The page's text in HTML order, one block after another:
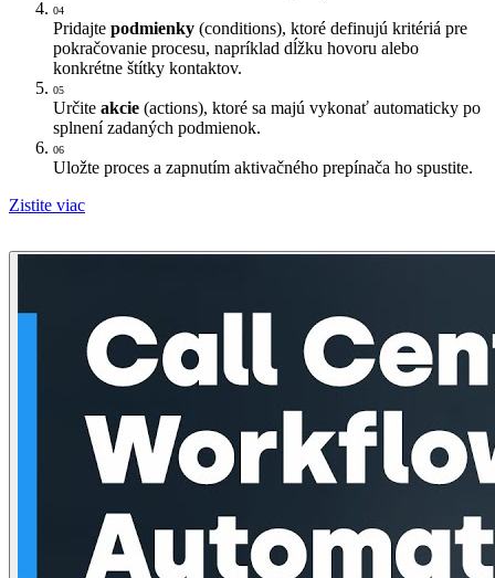
04
Pridajte podmienky (conditions), ktoré definujú kritériá pre
pokračovanie procesu, napríklad dĺžku hovoru alebo
konkrétne štítky kontaktov.
05
Určite akcie (actions), ktoré sa majú vykonať automaticky po
splnení zadaných podmienok.
06
Uložte proces a zapnutím aktivačného prepínača ho spustite.
Zistite viac